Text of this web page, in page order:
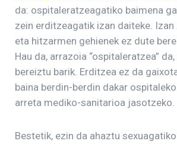
da: ospitaleratzeagatiko baimena
zein erditzeagatik izan daiteke. Izan
eta hitzarmen gehienek ez dute
Hau da, arrazoia “ospitaleratzea”
bereiztu barik. Erditzea ez da
baina berdin-berdin dakar
arreta mediko-sanitarioa jasotzeko.
Bestetik, ezin da ahaztu